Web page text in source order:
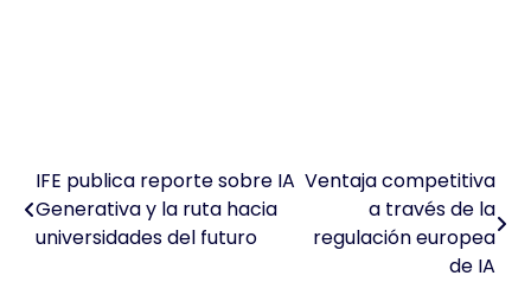
Navegación
de
IFE publica reporte sobre IA
Generativa y la ruta hacia
universidades del futuro
Ventaja competitiva
a través de la
regulación europea
de IA